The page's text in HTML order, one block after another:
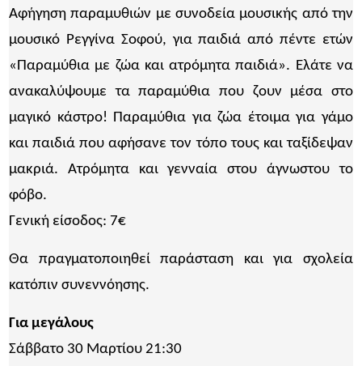
Αφήγηση παραμυθιών με συνοδεία μουσικής από την
μουσικό Ρεγγίνα Σοφού, για παιδιά από πέντε ετών
«Παραμύθια με ζώα και ατρόμητα παιδιά». Ελάτε να
ανακαλύψουμε τα παραμύθια που ζουν μέσα στο
μαγικό κάστρο! Παραμύθια για ζώα έτοιμα για γάμο
και παιδιά που αφήσανε τον τόπο τους και ταξίδεψαν
μακριά. Ατρόμητα και γενναία στου άγνωστου το
φόβο.
Γενική είσοδος: 7€
Θα πραγματοποιηθεί παράσταση και για σχολεία
κατόπιν συνεννόησης.
Για μεγάλους
Σάββατο 30 Μαρτίου 21:30